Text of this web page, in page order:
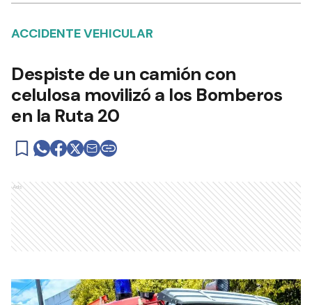
ACCIDENTE VEHICULAR
Despiste de un camión con
celulosa movilizó a los Bomberos
en la Ruta 20
Ads